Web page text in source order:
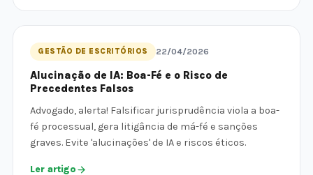
GESTÃO DE ESCRITÓRIOS 22/04/2026
Alucinação de IA: Boa-Fé e o Risco de
Precedentes Falsos
Advogado, alerta! Falsificar jurisprudência viola a boa-
fé processual, gera litigância de má-fé e sanções
graves. Evite 'alucinações' de IA e riscos éticos.
Ler artigo